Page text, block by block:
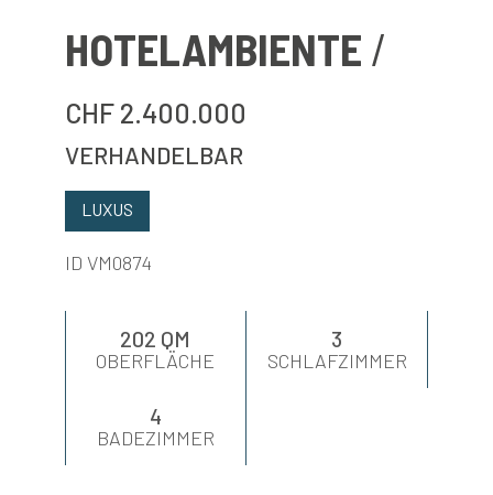
HOTELAMBIENTE
CHF 2.400.000
VERHANDELBAR
LUXUS
ID VM0874
202 QM
OBERFLÄCHE
3
SCHLAFZIMMER
4
BADEZIMMER
KONTAKTE
AWARDS
FOLGEN